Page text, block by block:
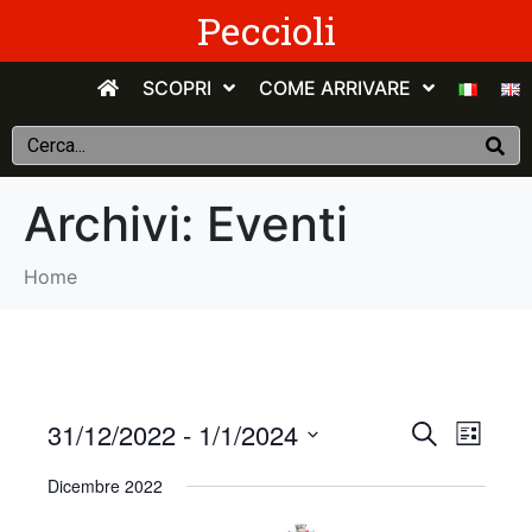
Peccioli
SCOPRI COME ARRIVARE
Archivi: Eventi
Home
E
v
C
r
E
E
e
31/12/2022 - 1/1/2024
e
Dicembre 2022